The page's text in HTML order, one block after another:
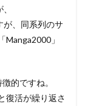
が、同系列のサ
」
的ですね。
復活が繰り返さ